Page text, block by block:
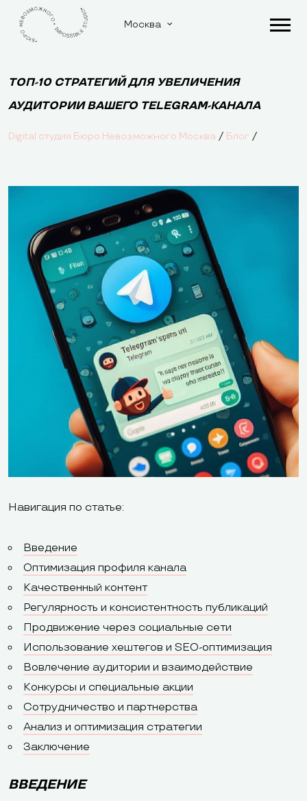
Москва
ТОП-10 СТРАТЕГИЙ ДЛЯ УВЕЛИЧЕНИЯ
АУДИТОРИИ ВАШЕГО TELEGRAM-КАНАЛА
Digital студия Бюро Невозможного Москва / Блог /
Навигация по статье:
Введение
Оптимизация профиля канала
Качественный контент
Регулярность и консистентность публикаций
Продвижение через социальные сети
Использование хештегов и SEO-оптимизация
Вовлечение аудитории и взаимодействие
Конкурсы и специальные акции
Сотрудничество и партнерства
Анализ и оптимизация стратегии
Заключение
ВВЕДЕНИЕ